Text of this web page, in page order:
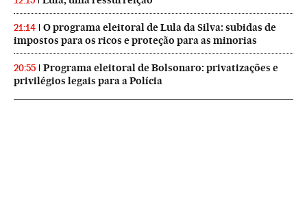
21:14
O programa eleitoral de Lula da Silva: subidas de
impostos para os ricos e proteção para as minorias
20:55
Programa eleitoral de Bolsonaro: privatizações e
privilégios legais para a Polícia